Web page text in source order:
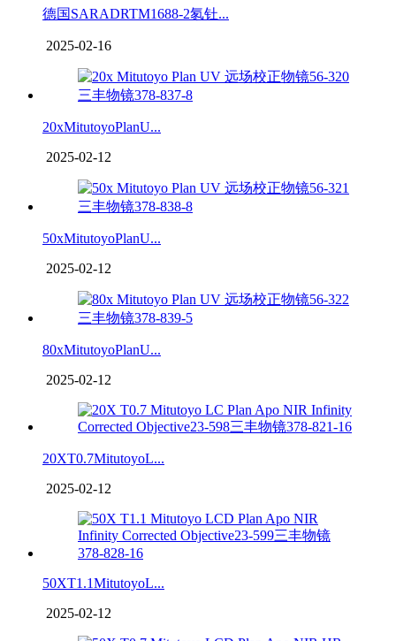
德国SARADRTM1688-2氡钍...
2025-02-16
20xMitutoyoPlanU...
2025-02-12
50xMitutoyoPlanU...
2025-02-12
80xMitutoyoPlanU...
2025-02-12
20XT0.7MitutoyoL...
2025-02-12
50XT1.1MitutoyoL...
2025-02-12